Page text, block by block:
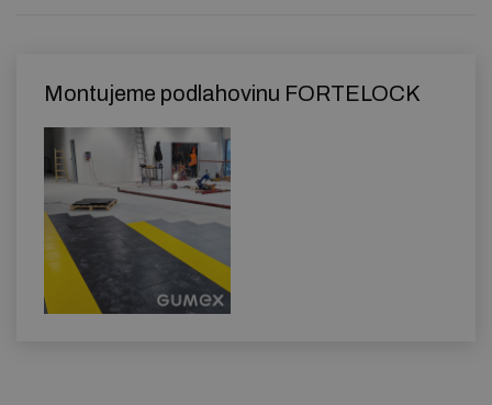
Montujeme podlahovinu FORTELOCK